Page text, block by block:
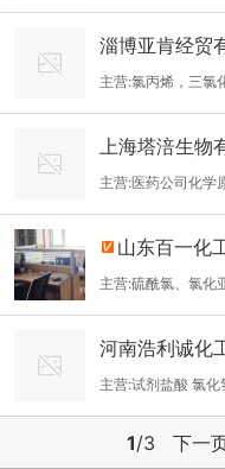
等)，苯类（甲苯、
酮等），醇类（甲
号，甲烷，乙烷，
淄博亚肯经贸
主营:氯丙烯，三氯
乙醇钠
上海塔涪生物
主营:医药公司化学
山东百一化
主营:硫酰氯、氯化
氯、氯乙酰氯、乙
体，液体、四氯化
河南浩利诚化
主营:试剂盐酸 氯
1/3 下一